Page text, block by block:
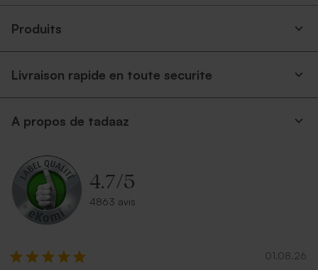
Produits
Livraison rapide en toute securite
A propos de tadaaz
4.7/5
4863 avis
01.08.26